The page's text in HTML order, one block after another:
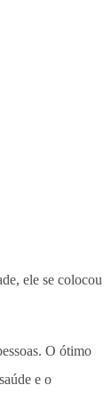
ele se colocou
O ótimo
e o